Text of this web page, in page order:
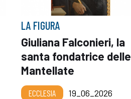
LA FIGURA
Giuliana Falconieri, la
santa fondatrice delle
Mantellate
ECCLESIA 19_06_2026